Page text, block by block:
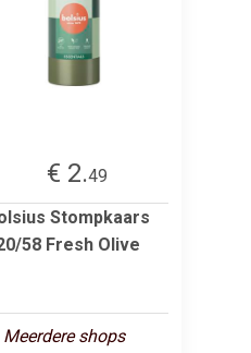
€ 2.49
Stompkaars
58 Fresh Olive
Meerdere shops